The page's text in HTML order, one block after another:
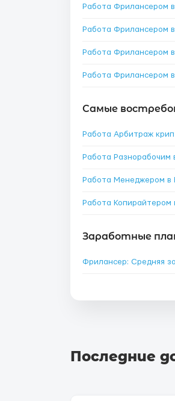
Работа Фрилансером
Работа Фрилансером
Работа Фрилансером
Работа Фрилансером
Самые
Работа Арбитраж
Работа Разнорабочим
Работа Менеджером в
Работа Копирайтером
Заработные
Фрилансер: Средняя
Последние